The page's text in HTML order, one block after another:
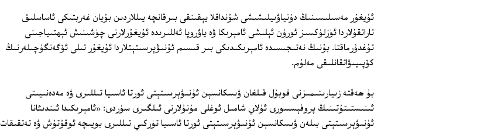
ئۇيغۇر مەسىلىسىنىڭ دۇنياۋىيلىشىشى شۇنداقلا يېقىنقى بىرقانچە يىللاردىن بۇيان غەربتىكى ئاساسلىق
تاراتقۇلاردا ئۈزلۈكسىز ئورۇن ئېلىشى ئامېرىكا ۋە ياۋروپا ئەللىرىدە ئۇيغۇرلارنى چۈشىنىش ئېھتىياجىنى
تۇغدۇرماقتا. بۇنىڭ نەتىجىسىدە ئامېرىكىدىكى بىر قىسىم ئۇنىۋېرسىتېتلاردا ئۇيغۇر تىلى ئۆگەنگۈچىلەرنىڭ
كۆپىيىۋاتقانلىقى مەلۇم.
بۇ ھەقتە زىيارىتىمىزنى قوبۇل قىلغان ۋىسكانسېن ئۇنىۋېرسىتېتى ئورتا ئاسىيا تىللىرى ۋە مەدەنىيىتى
ئىنىستىتۇتىنىڭ پروفېسسورى ئۇلاي شامىل ئوغلى مۇنۇلارنى ئىلگىرى سۈردى: «ئامېرىكىدا ئىندىئانا
ئۇنىۋېرسىتېتى بىلەن ۋىسكانسېن ئۇنىۋېرسىتېتى ئورتا ئاسىيا تۈركىي تىللىرى بويىچە ئوقۇتۇش ۋە تەتقىقات